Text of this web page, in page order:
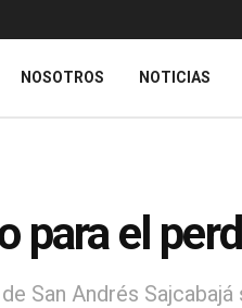
NOSOTROS NOTICIAS
para el
San Andrés